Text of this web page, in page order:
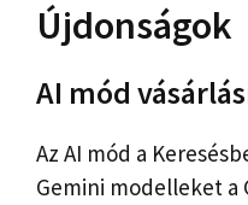
Újdonságok
AI mód
Az AI mód a
Gemini modelleket a